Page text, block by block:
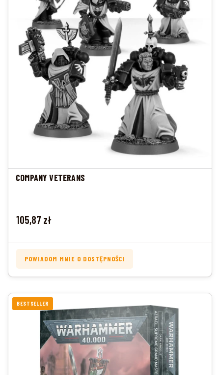
COMPANY VETERANS
Cena
105,87 zł
POWIADOM MNIE O DOSTĘPNOŚCI
BESTSELLER